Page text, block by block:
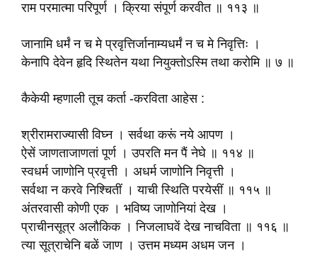
राम परमात्मा परिपूर्ण । क्रिया संपूर्ण करवीत ॥ ११३ ॥
जानामि धर्मं न च मे प्रवृत्तिर्जानाम्यधर्मं न च मे निवृत्तिः ।
केनापि देवेन हृदि स्थितेन यथा नियुक्तोऽस्मि तथा करोमि ॥ ७ ॥
कैकेयी म्हणाली तूच कर्ता -करविता आहेस :
श्रीरामराज्यासी विघ्न । सर्वथा करूं नये आपण ।
ऐसें जाणताजाणतां पूर्ण । उपरति मन पैं नेघे ॥ ११४ ॥
स्वधर्म जाणोनि प्रवृत्ती । अधर्म जाणोनि निवृत्ती ।
सर्वथा न करवे निश्चितीं । याची स्थिति परयेसीं ॥ ११५ ॥
अंतरवासी कोणी एक । भविष्य जाणोनियां देख ।
प्राचीनसूत्र अलौकिक । निजलाघवें देख नाचविता ॥ ११६ ॥
त्या सूत्राचेनि बळें जाण । उत्तम मध्यम अधम जन ।